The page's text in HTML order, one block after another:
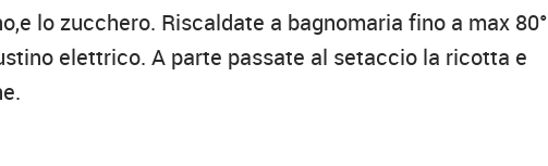
lo zucchero. Riscaldate a bagnomaria fino a max
elettrico. A parte passate al setaccio la ricotta e